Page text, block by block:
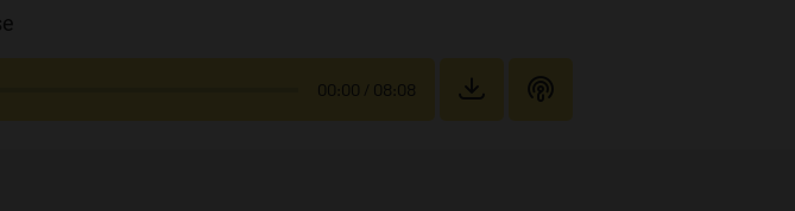
00:00 / 08:08